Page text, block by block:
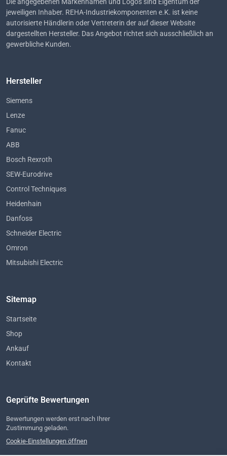
jeweiligen Inhaber. REHA-Industriekomponenten e.K. ist keine
autorisierte Händlerin oder Vertreterin der auf dieser Website
dargestellten Hersteller. Das Angebot richtet sich ausschließlich an
gewerbliche Kunden.
Hersteller
Siemens
Lenze
Fanuc
ABB
Bosch Rexroth
SEW-Eurodrive
Control Techniques
Heidenhain
Danfoss
Schneider Electric
Omron
Mitsubishi Electric
Sitemap
Startseite
Shop
Ankauf
Kontakt
Geprüfte Bewertungen
Bewertungen werden erst nach Ihrer
Zustimmung geladen.
Cookie-Einstellungen öffnen